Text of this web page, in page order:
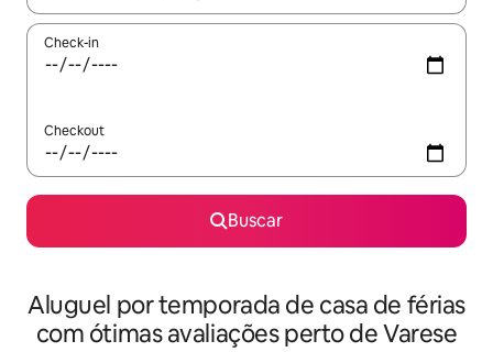
Check-in
Checkout
Buscar
Aluguel por temporada de casa de férias
com ótimas avaliações perto de Varese